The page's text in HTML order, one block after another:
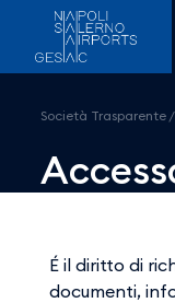
Accesso
Società Trasparente
É il diritto di
documenti,